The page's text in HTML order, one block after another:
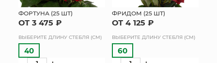
МЯГКИЕ ИГРУШКИ
КОРЗИНЫ
ФОРТУНА (25 ШТ)
ОТ 3 475 ₽
ВЫБЕРИТЕ ДЛИНУ СТЕБЛЯ (СМ)
40
ФРИДОМ (25 ШТ)
ОТ 4 125 ₽
ВЫБЕРИТЕ ДЛИНУ СТЕБЛЯ (СМ)
60